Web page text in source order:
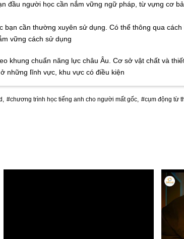
đầu người học cần nắm vững ngữ pháp, từ vựng cơ
cần thường xuyên sử dụng. Có thể thông qua cách
vững cách sử dụng
khung chuẩn năng lực châu Âu. Cơ sở vật chất và
những lĩnh vực, khu vực có điều kiện
#chương trình học tiếng anh cho người mất gốc, #cụm động từ